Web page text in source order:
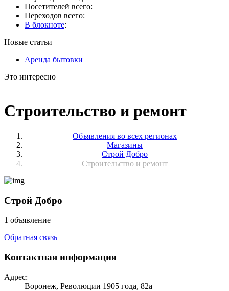
Посетителей всего:
Переходов всего:
В блокноте:
Новые статьи
Аренда бытовки
Это интересно
Строительство и ремонт
Объявления во всех регионах
Магазины
Строй Добро
Строительство и ремонт
Строй Добро
1 объявление
Обратная связь
Контактная информация
Адрес:
Воронеж, Революции 1905 года, 82а